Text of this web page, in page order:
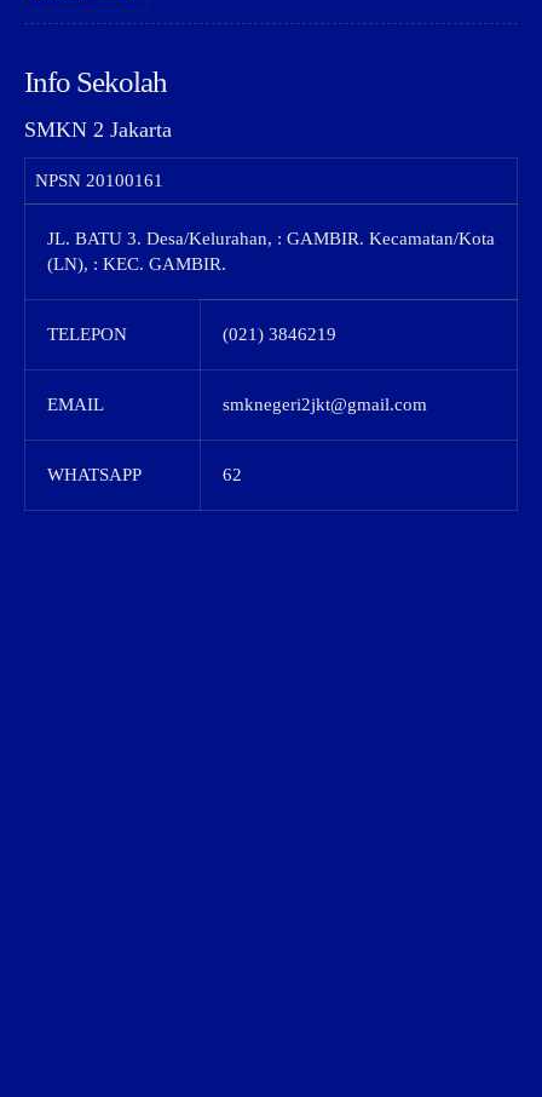
Info Sekolah
SMKN 2 Jakarta
NPSN 20100161
JL. BATU 3. Desa/Kelurahan, : GAMBIR. Kecamatan/Kota
(LN), : KEC. GAMBIR.
TELEPON (021) 3846219
EMAIL smknegeri2jkt@gmail.com
WHATSAPP 62